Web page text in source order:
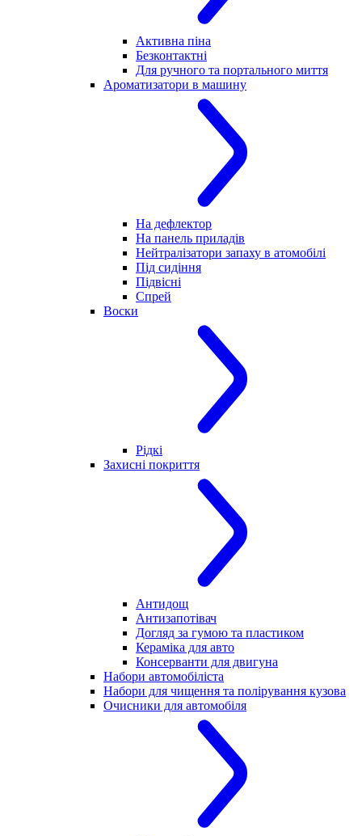
Активна піна
Безконтактні
Для ручного та портального миття
Ароматизатори в машину
На дефлектор
На панель приладів
Нейтралізатори запаху в атомобілі
Під сидіння
Підвісні
Спрей
Воски
Рідкі
Захисні покриття
Антидощ
Антизапотівач
Догляд за гумою та пластиком
Кераміка для авто
Консерванти для двигуна
Набори автомобіліста
Набори для чищення та полірування кузова
Очисники для автомобіля